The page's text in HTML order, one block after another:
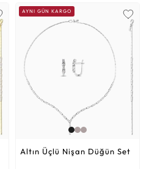
AYNI GÜN KARGO
Altın Üçlü Nişan Düğün Set